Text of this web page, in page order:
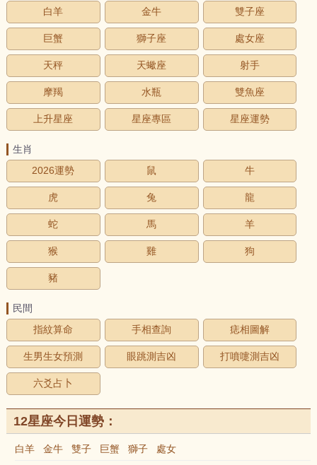
白羊
金牛 雙子座
巨蟹 獅子座 處女座
天秤 天蠍座 射手
摩羯 水瓶 雙魚座
上升星座 星座專區 星座運勢
生肖
2026運勢
鼠 牛
虎 兔 龍
蛇 馬 羊
猴 雞 狗
豬
民間
指紋算命
手相查詢 痣相圖解
生男生女預測 眼跳測吉凶 打噴嚏測吉凶
六爻占卜
12星座今日運勢：
白羊 金牛 雙子 巨蟹 獅子 處女